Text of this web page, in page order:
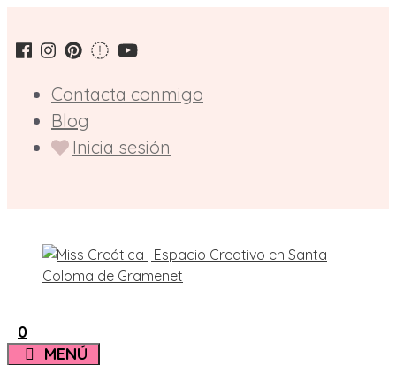
al
contenido
Contacta conmigo
Blog
Inicia sesión
0
MENÚ